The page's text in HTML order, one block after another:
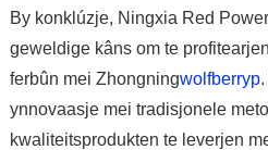
By konklúzje, Ningxia Red
geweldige kâns om te
ferbûn mei Zhongningwolfberryp.
ynnovaasje mei tradisjonele
kwaliteitsprodukten te leverjen